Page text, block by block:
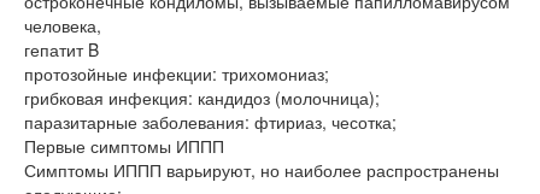
человека,
гепатит B
протозойные инфекции: трихомониаз;
грибковая инфекция: кандидоз (молочница);
паразитарные заболевания: фтириаз, чесотка;
Первые симптомы ИППП
Симптомы ИППП варьируют, но наиболее распространены